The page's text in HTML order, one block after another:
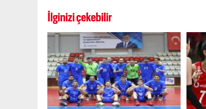
İlginizi çekebilir